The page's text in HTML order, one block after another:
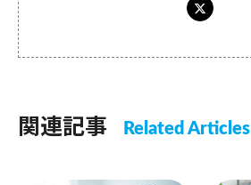
関連記事 Related Articles